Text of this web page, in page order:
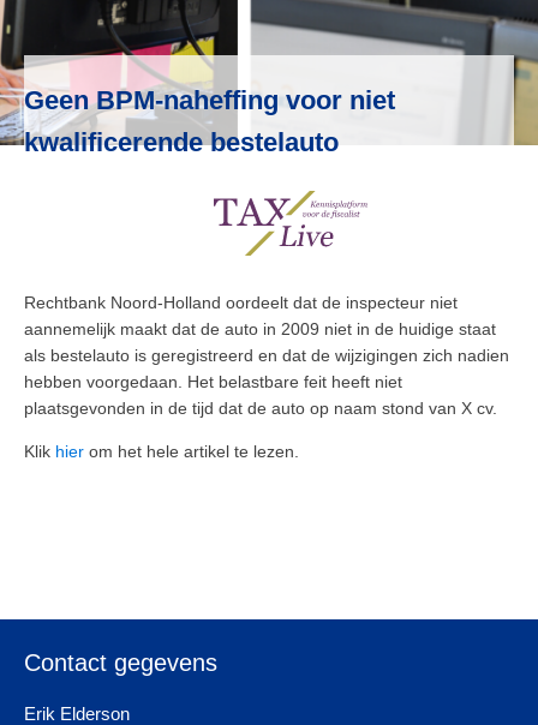
Geen BPM-naheffing voor niet
kwalificerende bestelauto
Rechtbank Noord-Holland oordeelt dat de inspecteur niet
aannemelijk maakt dat de auto in 2009 niet in de huidige staat
als bestelauto is geregistreerd en dat de wijzigingen zich nadien
hebben voorgedaan. Het belastbare feit heeft niet
plaatsgevonden in de tijd dat de auto op naam stond van X cv.
Klik hier om het hele artikel te lezen.
Contact gegevens
Erik Elderson